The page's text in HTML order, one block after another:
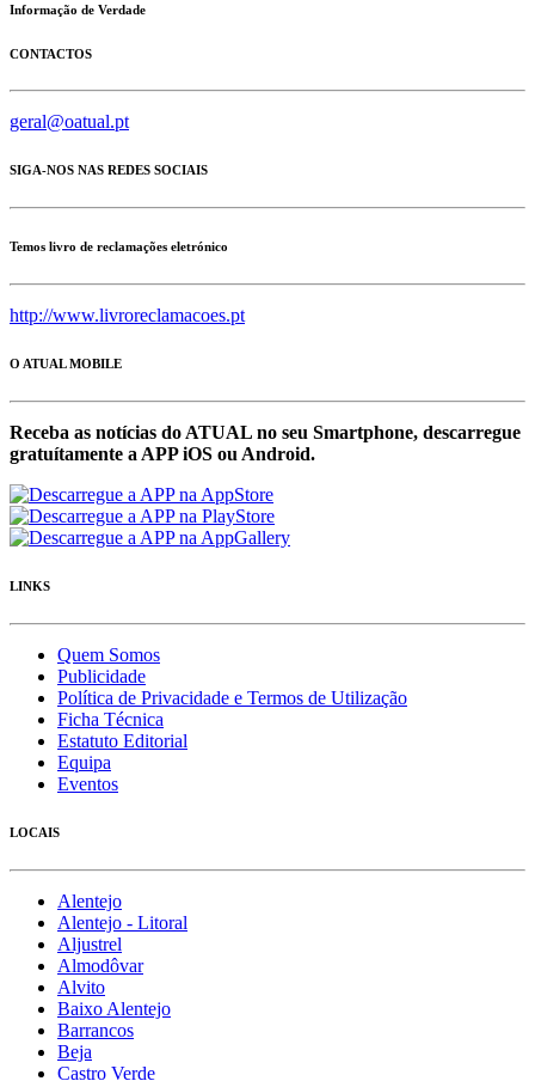
Informação de Verdade
CONTACTOS
geral@oatual.pt
SIGA-NOS NAS REDES SOCIAIS
Temos livro de reclamações eletrónico
http://www.livroreclamacoes.pt
O ATUAL MOBILE
Receba as notícias do ATUAL no seu Smartphone, descarregue
gratuítamente a APP iOS ou Android.
LINKS
Quem Somos
Publicidade
Política de Privacidade e Termos de Utilização
Ficha Técnica
Estatuto Editorial
Equipa
Eventos
LOCAIS
Alentejo
Alentejo - Litoral
Aljustrel
Almodôvar
Alvito
Baixo Alentejo
Barrancos
Beja
Castro Verde